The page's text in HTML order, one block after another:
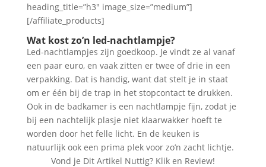
heading_title=”h3″ image_size=”medium”]
[/affiliate_products]
Wat kost zo’n led-nachtlampje?
Led-nachtlampjes zijn goedkoop. Je vindt ze al vanaf
een paar euro, en vaak zitten er twee of drie in een
verpakking. Dat is handig, want dat stelt je in staat
om er één bij de trap in het stopcontact te drukken.
Ook in de badkamer is een nachtlampje fijn, zodat je
bij een nachtelijk plasje niet klaarwakker hoeft te
worden door het felle licht. En de keuken is
natuurlijk ook een prima plek voor zo’n zacht lichtje.
Vond je Dit Artikel Nuttig? Klik en Review!